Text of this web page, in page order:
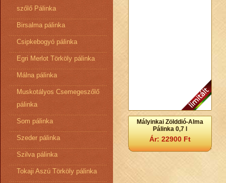
szőlő Pálinka
Birsalma pálinka
Csipkebogyó pálinka
Egri Merlot Törköly pálinka
Málna pálinka
Muskotályos Csemegeszőlő
pálinka
Som pálinka
Szeder pálinka
Szilva pálinka
Tokaji Aszú Törköly pálinka
Mályinkai Zölddió-Alma
Pálinka 0,7 l
Ár: 22900 Ft